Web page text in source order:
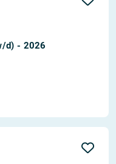
d) - 2026